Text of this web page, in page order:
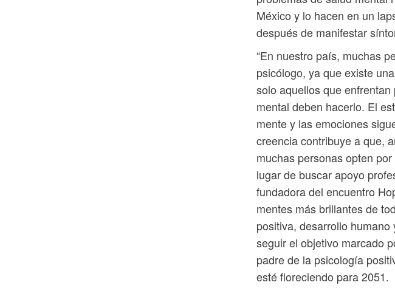
México y lo hacen en un
después de manifestar
“En nuestro país, muchas
psicólogo, ya que existe
solo aquellos que
mental deben hacerlo. El
mente y las emociones
creencia contribuye a que,
muchas personas opten
lugar de buscar apoyo
fundadora del encuentro
mentes más brillantes de
positiva, desarrollo
seguir el objetivo marcado
padre de la psicología
esté floreciendo para 2051.